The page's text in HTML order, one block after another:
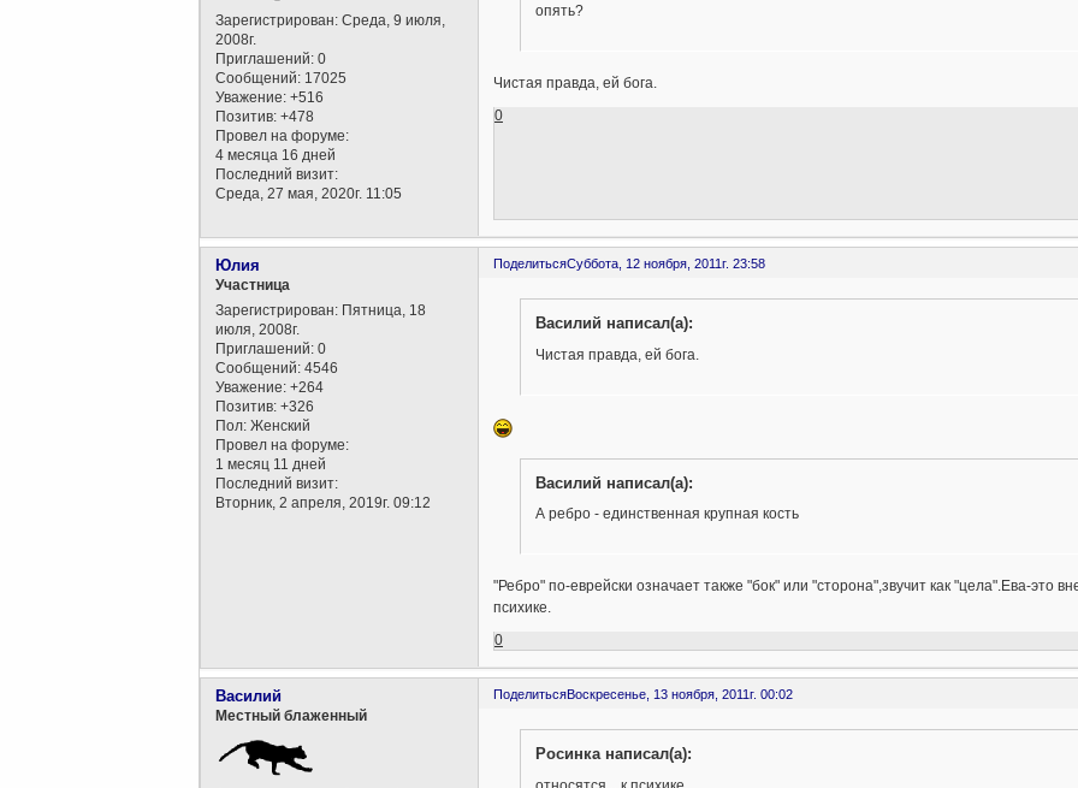
Зарегистрирован: Среда, 9 июля,
2008г.
Приглашений: 0
Сообщений: 17025
Уважение: +516
Позитив: +478
Провел на форуме:
4 месяца 16 дней
Последний визит:
Среда, 27 мая, 2020г. 11:05
опять?
Чистая правда, ей бога.
0
ПоделитьсяСуббота, 12 ноября, 2011г. 23:58
Юлия
Участница
Зарегистрирован: Пятница, 18
июля, 2008г.
Приглашений: 0
Сообщений: 4546
Уважение: +264
Позитив: +326
Пол: Женский
Провел на форуме:
1 месяц 11 дней
Последний визит:
Вторник, 2 апреля, 2019г. 09:12
Василий написал(а):
Чистая правда, ей бога.
Василий написал(а):
А ребро - единственная крупная кость
"Ребро" по-еврейски означает также "бок" или "сторона",звучит как "цела".Ева-это
психике.
0
ПоделитьсяВоскресенье, 13 ноября, 2011г. 00:02
Василий
Местный блаженный
Росинка написал(а):